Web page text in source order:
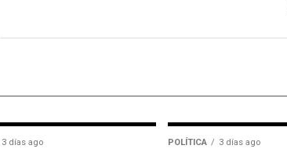
3 días ago POLÍTICA 3 días ago